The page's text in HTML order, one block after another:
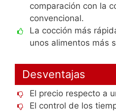
comparación con la
convencional.
La cocción más
unos alimentos más
Desventajas
El precio respecto a
El control de los